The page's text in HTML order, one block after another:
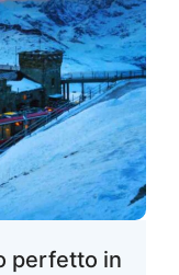
perfetto in